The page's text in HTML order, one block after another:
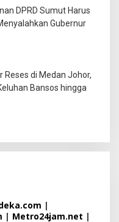
DPRD Sumut Harus
Gubernur
Reses di Medan Johor,
Bansos hingga
|
| Metro24jam.net |